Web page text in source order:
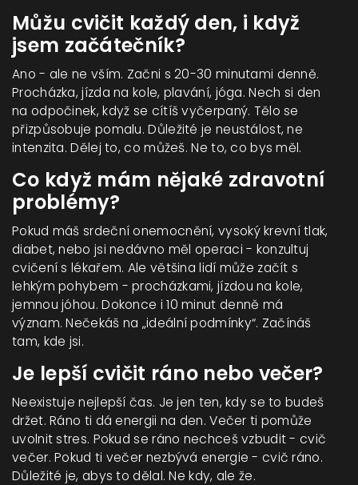
Můžu cvičit každý den, i když
jsem začátečník?
Ano - ale ne vším. Začni s 20-30 minutami denně.
Procházka, jízda na kole, plavání, jóga. Nech si den
na odpočinek, když se cítíš vyčerpaný. Tělo se
přizpůsobuje pomalu. Důležité je neustálost, ne
intenzita. Dělej to, co můžeš. Ne to, co bys měl.
Co když mám nějaké zdravotní
problémy?
Pokud máš srdeční onemocnění, vysoký krevní tlak,
diabet, nebo jsi nedávno měl operaci - konzultuj
cvičení s lékařem. Ale většina lidí může začít s
lehkým pohybem - procházkami, jízdou na kole,
jemnou jóhou. Dokonce i 10 minut denně má
význam. Nečekáš na „ideální podmínky“. Začínáš
tam, kde jsi.
Je lepší cvičit ráno nebo večer?
Neexistuje nejlepší čas. Je jen ten, kdy se to budeš
držet. Ráno ti dá energii na den. Večer ti pomůže
uvolnit stres. Pokud se ráno nechceš vzbudit - cvič
večer. Pokud ti večer nezbývá energie - cvič ráno.
Důležité je, abys to dělal. Ne kdy, ale že.